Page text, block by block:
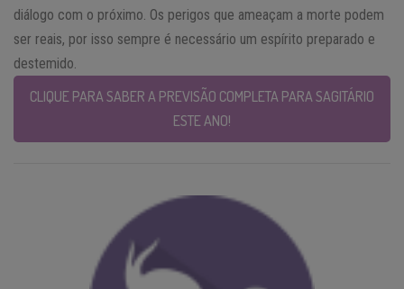
diálogo com o próximo. Os perigos que ameaçam a morte podem
ser reais, por isso sempre é necessário um espírito preparado e
destemido.
CLIQUE PARA SABER A PREVISÃO COMPLETA PARA SAGITÁRIO
ESTE ANO!